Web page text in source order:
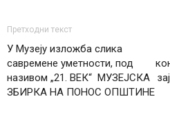
Претходни текст
У Музеју изложба слика
савремене уметности, под
називом „21. ВЕК“ МУЗЕЈСКА
ЗБИРКА НА ПОНОС ОПШТИНЕ